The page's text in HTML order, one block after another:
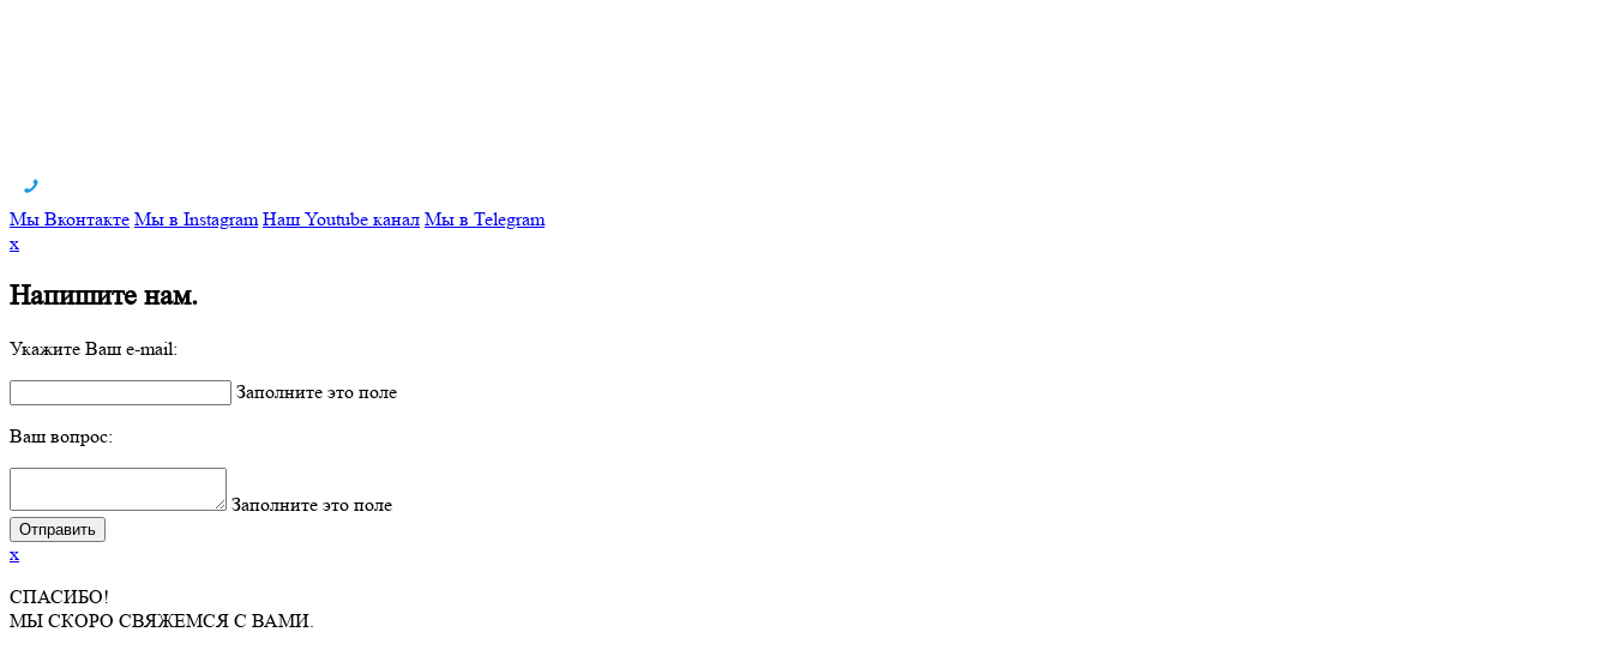
Мы Вконтакте Мы в Instagram Наш Youtube канал Мы в Telegram
x
Напишите нам.
Укажите Ваш e-mail:
Заполните это поле
Ваш вопрос:
Заполните это поле
x
СПАСИБО!
МЫ СКОРО СВЯЖЕМСЯ С ВАМИ.